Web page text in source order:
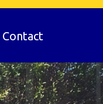
Contact